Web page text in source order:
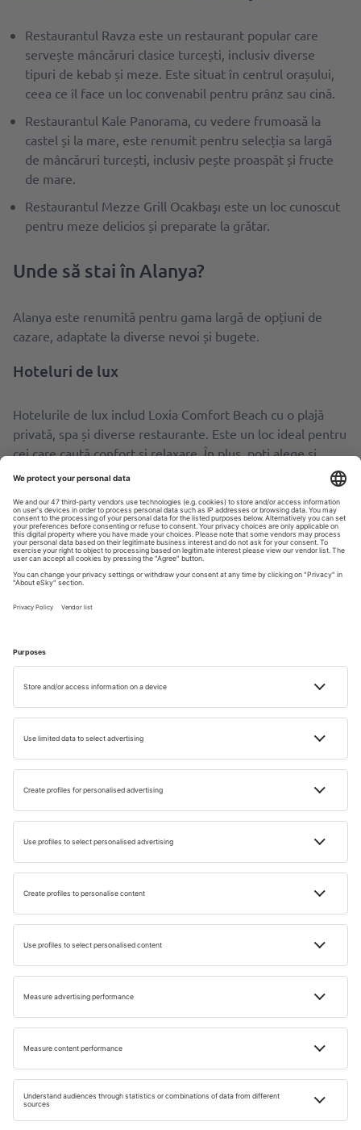
Restaurantul Ravza este un restaurant popular care
servește mâncăruri clasice turcești, inclusiv diverse
tipuri de kebab și meze. Este situat în centrul orașului,
ceea ce îl face un loc convenabil pentru prânz sau cină.
Restaurantul Kale Panorama, cu vedere frumoasă la
castel și la mare, este renumit pentru selecția sa largă
de mâncăruri turcești, inclusiv pește proaspăt și fructe
de mare.
Restaurantul Mezze Grill Ocakbaşı este un loc cunoscut
pentru meze delicios și preparate la grătar.
Unde să stai în Alanya?
Alanya este renumită pentru gama largă de opțiuni de
cazare, adaptate la diverse nevoi și bugete.
Hoteluri de lux
Hotelurile de lux includ Loxia Comfort Beach cu o plajă
privată, spa și diverse restaurante. Este un loc ideal pentru
cei care caută confort și relaxare. În plus, poți alege și
Orange County Resort, cunoscut pentru serviciile sale
excelente și numeroasele facilități – hotelul are mai multe
piscine, restaurante tematice și un program bogat de
divertisment.
Hoteluri all-inclusive la un preț accesibil
Oba Star Hotel & Spa este un hotel all-inclusive cu
opțiuni de luat masa. Situat aproape de plajă, este un loc
ideal pentru o vacanță relaxantă.
Justiniano Deluxe Resort este un hotel all-inclusive
situat într-un cadru frumos, cu acces la o plajă privată,
piscine, centru de fitness și diverse restaurante.
Hotel Kleopatra Ramira – hotel all-inclusive cu camere
Acolo vei găsi piscine, un centru spa, un centru de
fitness și diverse opțiuni de luat masa.
Opțiuni economice
facilități de bază și este aproape de principalele atracții.
Hotelul Baronessa Apart are, de asemenea, prețuri
accesibile, cu apartamente dotate cu chicinete, ideale
pentru sejururi mai lungi și pentru cei care preferă să-și
gătească singuri mesele.
Vezi articolele noastre despre